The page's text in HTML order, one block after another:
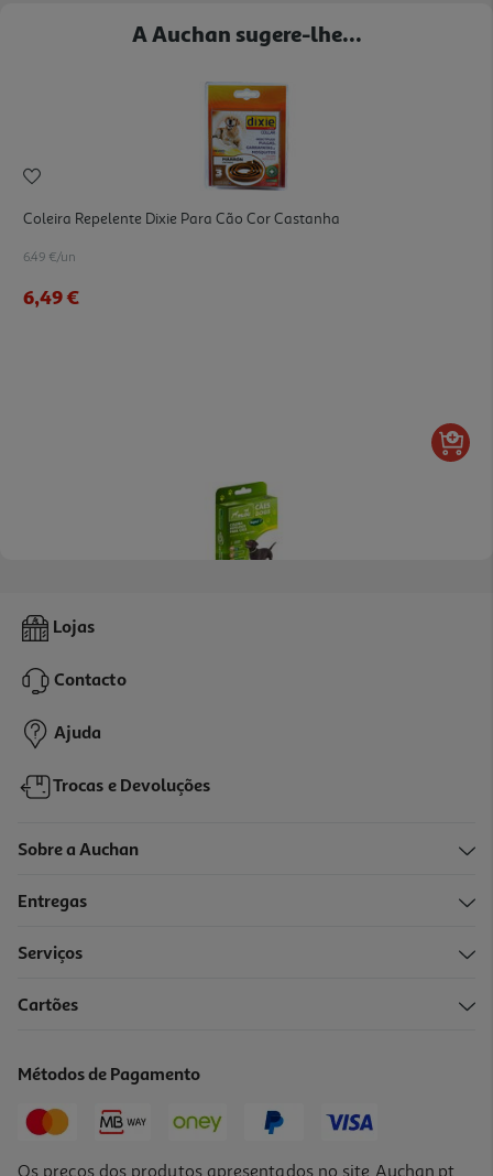
A Auchan sugere-lhe...
Coleira Repelente Dixie Para Cão Cor Castanha
6.49 €/un
6,49 €
Coleira Repelente Cão Pilou Verde 60cm
11,59 €
Lojas
Contacto
Ajuda
Trocas e Devoluções
Sobre a Auchan
Entregas
Serviços
Cartões
Métodos de Pagamento